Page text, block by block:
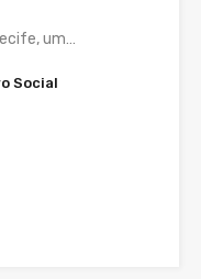
um…
Social